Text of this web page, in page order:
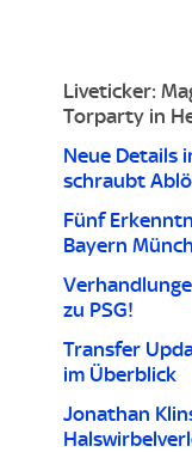
Liveticker:
Torparty in
Neue Details
schraubt
Fünf
Bayern
zu PSG!
Transfer
im Überblick
Jonathan